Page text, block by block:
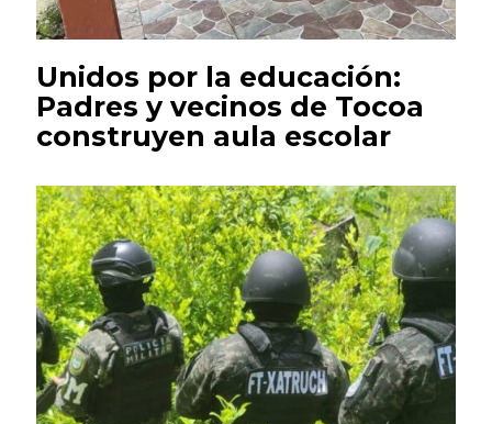
Unidos por la educación:
Padres y vecinos de Tocoa
construyen aula escolar